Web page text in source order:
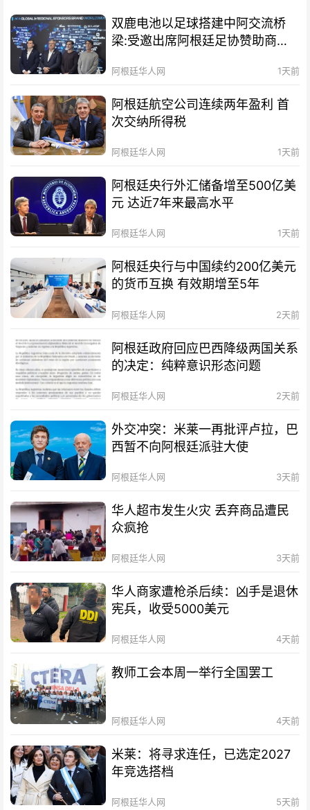
双鹿电池以足球搭建中阿交流桥
梁:受邀出席阿根廷足协赞助商招
阿根廷华人网 1天前
阿根廷航空公司连续两年盈利 首
次交纳所得税
阿根廷华人网 1天前
阿根廷央行外汇储备增至500亿美
元 达近7年来最高水平
阿根廷华人网 1天前
阿根廷央行与中国续约200亿美元
的货币互换 有效期增至5年
阿根廷华人网 2天前
阿根廷政府回应巴西降级两国关系
的决定：纯粹意识形态问题
阿根廷华人网 2天前
外交冲突：米莱一再批评卢拉，巴
西暂不向阿根廷派驻大使
阿根廷华人网 3天前
华人超市发生火灾 丢弃商品遭民
众疯抢
阿根廷华人网 3天前
华人商家遭枪杀后续：凶手是退休
宪兵，收受5000美元
阿根廷华人网 4天前
教师工会本周一举行全国罢工
阿根廷华人网 4天前
米莱：将寻求连任，已选定2027
年竞选搭档
阿根廷华人网 5天前